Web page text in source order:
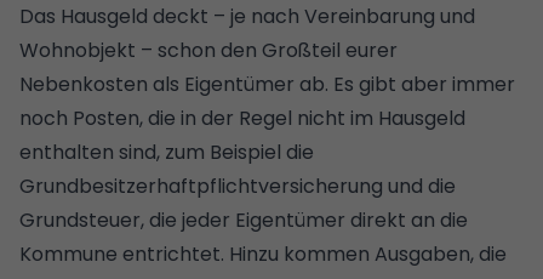
Das Hausgeld deckt – je nach Vereinbarung und
Wohnobjekt – schon den Großteil eurer
Nebenkosten als Eigentümer ab. Es gibt aber immer
noch Posten, die in der Regel nicht im Hausgeld
enthalten sind, zum Beispiel die
Grundbesitzerhaftpflichtversicherung und die
Grundsteuer, die jeder Eigentümer direkt an die
Kommune entrichtet. Hinzu kommen Ausgaben, die